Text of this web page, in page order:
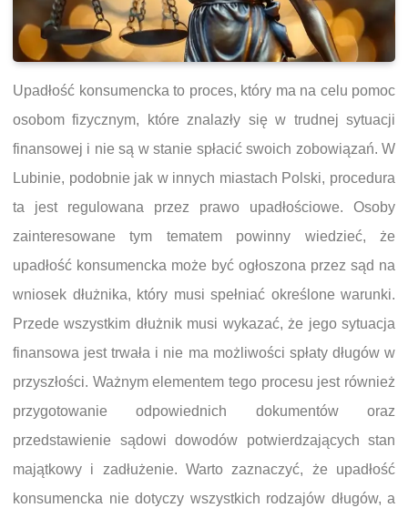
Upadłość konsumencka to proces, który ma na celu pomoc
osobom fizycznym, które znalazły się w trudnej sytuacji
finansowej i nie są w stanie spłacić swoich zobowiązań. W
Lubinie, podobnie jak w innych miastach Polski, procedura
ta jest regulowana przez prawo upadłościowe. Osoby
zainteresowane tym tematem powinny wiedzieć, że
upadłość konsumencka może być ogłoszona przez sąd na
wniosek dłużnika, który musi spełniać określone warunki.
Przede wszystkim dłużnik musi wykazać, że jego sytuacja
finansowa jest trwała i nie ma możliwości spłaty długów w
przyszłości. Ważnym elementem tego procesu jest również
przygotowanie odpowiednich dokumentów oraz
przedstawienie sądowi dowodów potwierdzających stan
majątkowy i zadłużenie. Warto zaznaczyć, że upadłość
konsumencka nie dotyczy wszystkich rodzajów długów, a